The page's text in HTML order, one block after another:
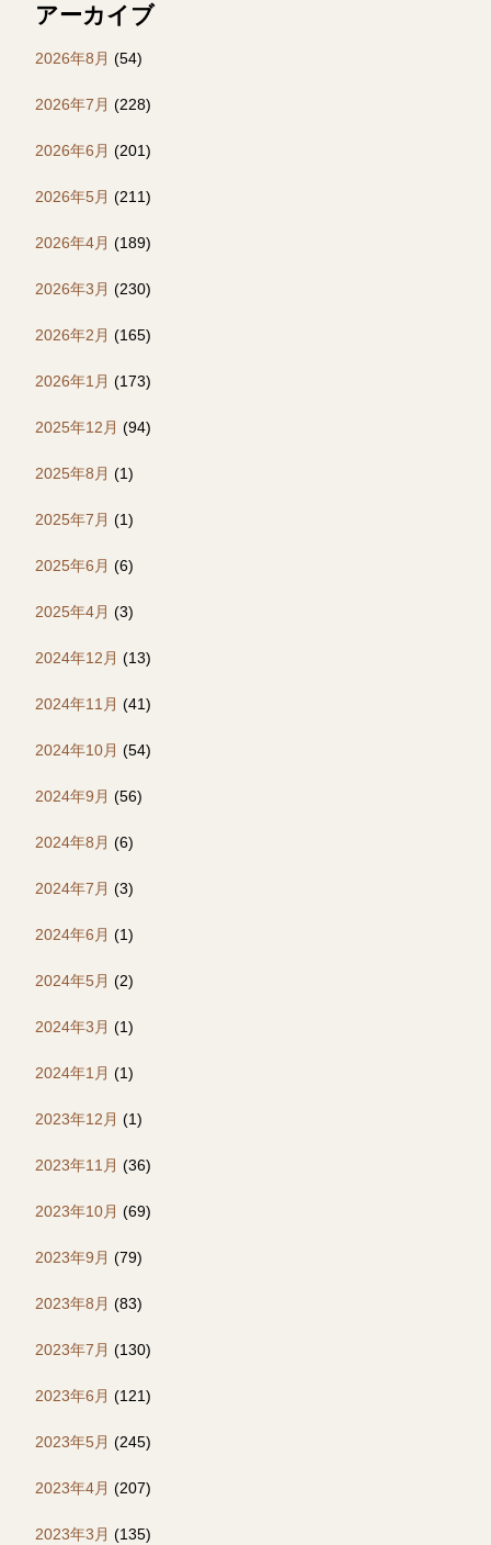
アーカイブ
2026年8月 (54)
2026年7月 (228)
2026年6月 (201)
2026年5月 (211)
2026年4月 (189)
2026年3月 (230)
2026年2月 (165)
2026年1月 (173)
2025年12月 (94)
2025年8月 (1)
2025年7月 (1)
2025年6月 (6)
2025年4月 (3)
2024年12月 (13)
2024年11月 (41)
2024年10月 (54)
2024年9月 (56)
2024年8月 (6)
2024年7月 (3)
2024年6月 (1)
2024年5月 (2)
2024年3月 (1)
2024年1月 (1)
2023年12月 (1)
2023年11月 (36)
2023年10月 (69)
2023年9月 (79)
2023年8月 (83)
2023年7月 (130)
2023年6月 (121)
2023年5月 (245)
2023年4月 (207)
2023年3月 (135)